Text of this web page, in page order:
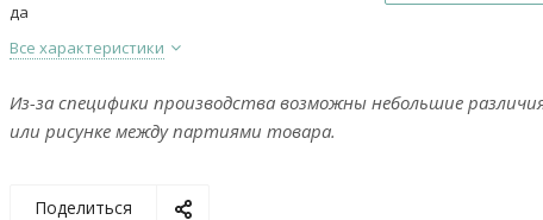
да
Все характеристики
Из-за специфики производства возможны небольшие
или рисунке между партиями товара.
Поделиться